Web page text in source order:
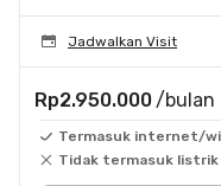
Jadwalkan Visit
Rp2.950.000 /bulan
Termasuk internet/
Tidak termasuk listrik